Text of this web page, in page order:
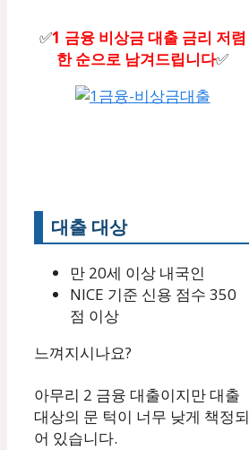
✅1 금융 비상금 대출 금리 저렴
한 순으로 남겨드립니다✅
대출 대상
만 20세 이상 내국인
NICE 기준 신용 점수 350
점 이상
느껴지시나요?
아무리 2 금융 대출이지만 대출
대상의 문 턱이 너무 낮게 책정되
어 있습니다.